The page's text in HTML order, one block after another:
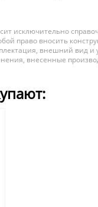
исключительно
право вносить
внешний вид и
внесенные